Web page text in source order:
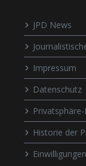
JPD News
Impressum
Datenschutz
Historie der